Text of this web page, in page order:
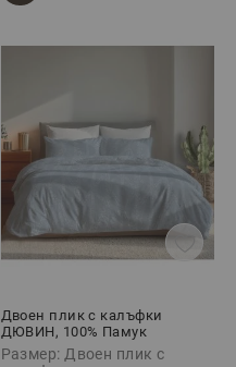
Двоен плик с калъфки
ДЮВИН, 100% Памук
Ранфорс, 3 части
Размер: Двоен плик с